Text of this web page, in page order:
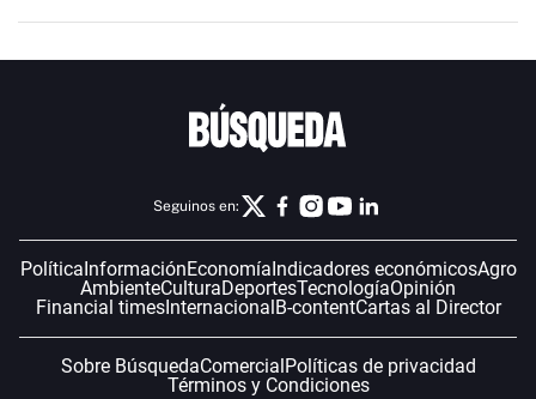
Seguinos en:
PolíticaInformaciónEconomíaIndicadores económicosAgro
AmbienteCulturaDeportesTecnologíaOpinión
Financial timesInternacionalB-contentCartas al Director
Sobre BúsquedaComercialPolíticas de privacidad
Términos y Condiciones